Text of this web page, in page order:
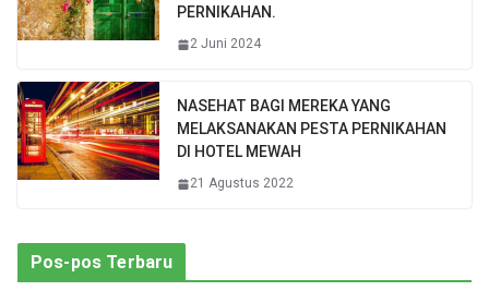
PERNIKAHAN.
2 Juni 2024
NASEHAT BAGI MEREKA YANG
MELAKSANAKAN PESTA PERNIKAHAN
DI HOTEL MEWAH
21 Agustus 2022
Pos-pos Terbaru